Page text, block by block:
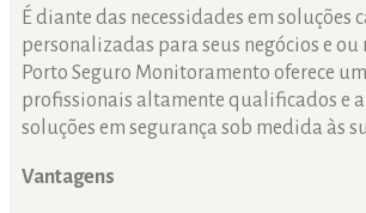
É diante das necessidades em soluções
personalizadas para seus negócios e ou
Porto Seguro Monitoramento oferece
profissionais altamente qualificados e
soluções em segurança sob medida às
Vantagens